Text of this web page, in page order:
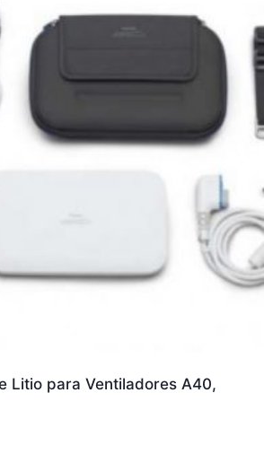
Litio para Ventiladores A40,